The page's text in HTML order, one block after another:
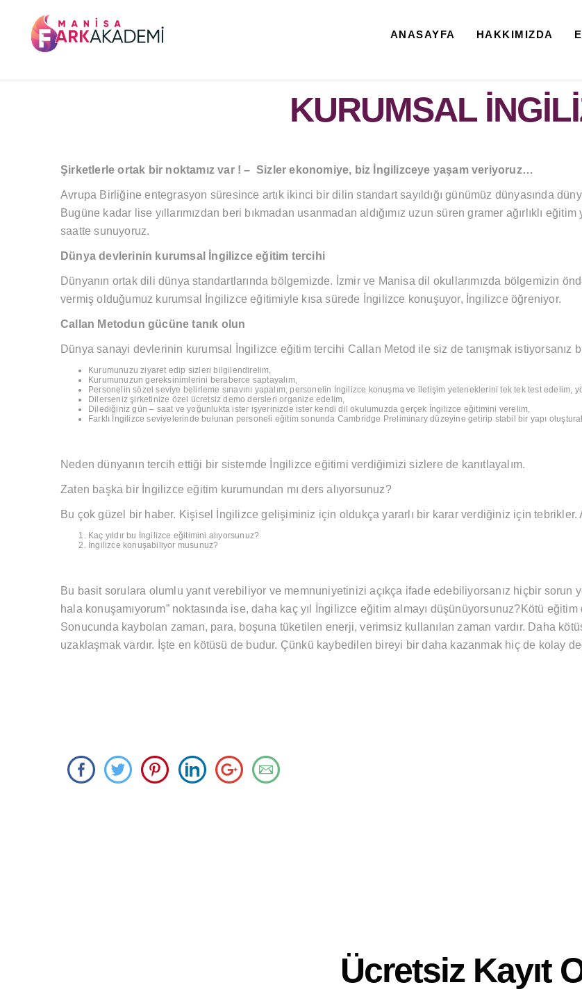
ANASAYFA HAKKIMIZDA
KURUMSAL
Şirketlerle ortak bir noktamız var ! – Sizler ekonomiye, biz İngilizceye yaşam veriyoruz…
Avrupa Birliğine entegrasyon süresince artık ikinci bir dilin standart sayıldığı günümüz dünyasında
Bugüne kadar lise yıllarımızdan beri bıkmadan usanmadan aldığımız uzun süren gramer ağırlıklı
saatte sunuyoruz.
Dünya devlerinin kurumsal İngilizce eğitim tercihi
Dünyanın ortak dili dünya standartlarında bölgemizde. İzmir ve Manisa dil okullarımızda bölgemizin
vermiş olduğumuz kurumsal İngilizce eğitimiyle kısa sürede İngilizce konuşuyor, İngilizce öğreniyor.
Callan Metodun gücüne tanık olun
Dünya sanayi devlerinin kurumsal İngilizce eğitim tercihi Callan Metod ile siz de tanışmak istiyorsanız
Kurumunuzu ziyaret edip sizleri bilgilendirelim,
Kurumunuzun gereksinimlerini beraberce saptayalım,
Personelin sözel seviye belirleme sınavını yapalım, personelin İngilizce konuşma ve iletişim yeteneklerini tek tek test edelim,
Dilerseniz şirketinize özel ücretsiz demo dersleri organize edelim,
Dilediğiniz gün – saat ve yoğunlukta ister işyerinizde ister kendi dil okulumuzda gerçek İngilizce eğitimini verelim,
Farklı İngilizce seviyelerinde bulunan personeli eğitim sonunda Cambridge Preliminary düzeyine getirip stabil bir yapı
Neden dünyanın tercih ettiği bir sistemde İngilizce eğitimi verdiğimizi sizlere de kanıtlayalım.
Zaten başka bir İngilizce eğitim kurumundan mı ders alıyorsunuz?
Bu çok güzel bir haber. Kişisel İngilizce gelişiminiz için oldukça yararlı bir karar verdiğiniz için
Kaç yıldır bu İngilizce eğitimini alıyorsunuz?
İngilizce konuşabiliyor musunuz?
Bu basit sorulara olumlu yanıt verebiliyor ve memnuniyetinizi açıkça ifade edebiliyorsanız hiçbir sorun
hala konuşamıyorum” noktasında ise, daha kaç yıl İngilizce eğitim almayı düşünüyorsunuz?Kötü
Sonucunda kaybolan zaman, para, boşuna tüketilen enerji, verimsiz kullanılan zaman vardır. Daha
uzaklaşmak vardır. İşte en kötüsü de budur. Çünkü kaybedilen bireyi bir daha kazanmak hiç de kolay
Ücretsiz Kayıt